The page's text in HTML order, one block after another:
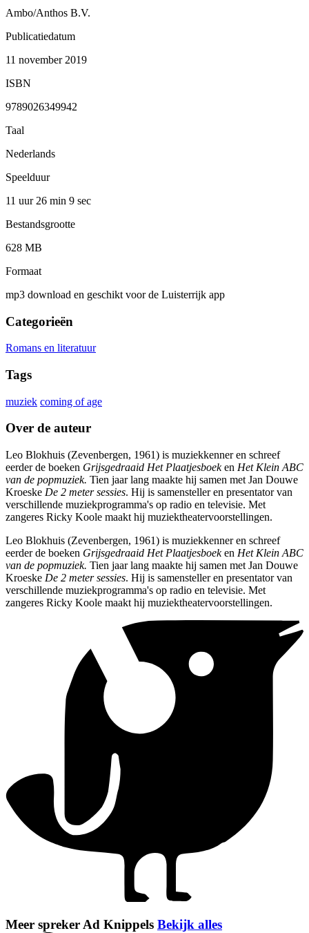
Ambo/Anthos B.V.
Publicatiedatum
11 november 2019
ISBN
9789026349942
Taal
Nederlands
Speelduur
11 uur 26 min 9 sec
Bestandsgrootte
628 MB
Formaat
mp3 download en geschikt voor de Luisterrijk app
Categorieën
Romans en literatuur
Tags
muziek coming of age
Over de auteur
Leo Blokhuis (Zevenbergen, 1961) is muziekkenner en schreef
eerder de boeken Grijsgedraaid Het Plaatjesboeken Het Klein ABC
van de popmuziek. Tien jaar lang maakte hij samen met Jan Douwe
Kroeske De 2 meter sessies. Hij is samensteller en presentator van
verschillende muziekprogramma's op radio en televisie. Met
zangeres Ricky Koole maakt hij muziektheatervoorstellingen.
Leo Blokhuis (Zevenbergen, 1961) is muziekkenner en schreef
eerder de boeken Grijsgedraaid Het Plaatjesboeken Het Klein ABC
van de popmuziek. Tien jaar lang maakte hij samen met Jan Douwe
Kroeske De 2 meter sessies. Hij is samensteller en presentator van
verschillende muziekprogramma's op radio en televisie. Met
zangeres Ricky Koole maakt hij muziektheatervoorstellingen.
Meer spreker Ad Knippels Bekijk alles